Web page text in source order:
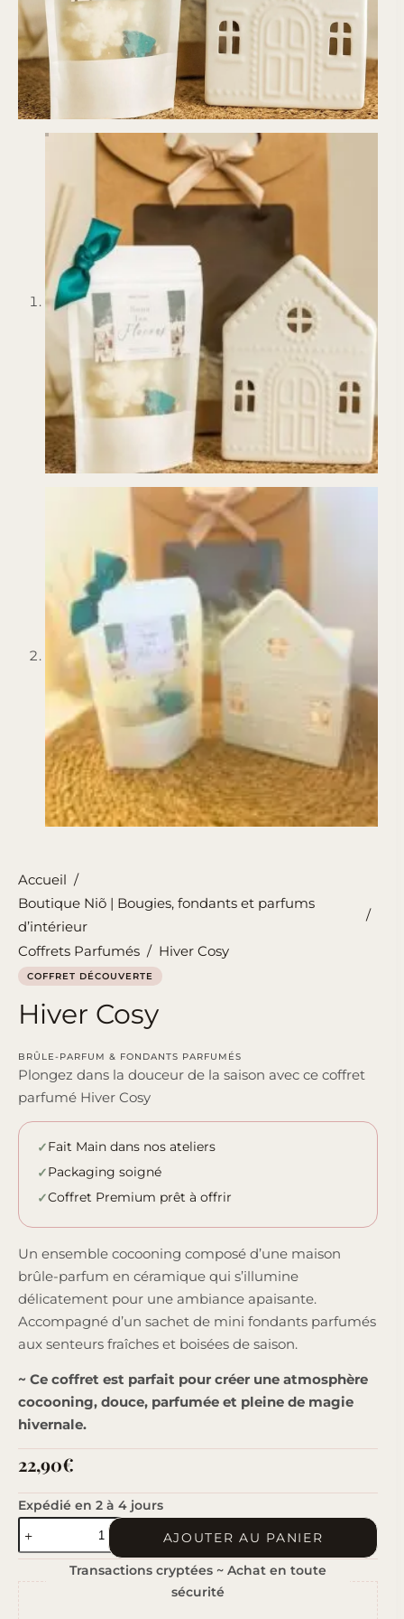
Accueil /
Boutique Niõ | Bougies, fondants et parfums
d’intérieur
/
Coffrets Parfumés / Hiver Cosy
COFFRET DÉCOUVERTE
Hiver Cosy
BRÛLE-PARFUM & FONDANTS PARFUMÉS
Plongez dans la douceur de la saison avec ce coffret
parfumé Hiver Cosy
Fait Main dans nos ateliers
Packaging soigné
Coffret Premium prêt à offrir
Un ensemble cocooning composé d’une maison
brûle-parfum en céramique qui s’illumine
délicatement pour une ambiance apaisante.
Accompagné d’un sachet de mini fondants parfumés
aux senteurs fraîches et boisées de saison.
~ Ce coffret est parfait pour créer une atmosphère
cocooning, douce, parfumée et pleine de magie
hivernale.
22,90€
Expédié en 2 à 4 jours
de
Cosy
AJOUTER AU PANIER
Transactions cryptées ~ Achat en toute
sécurité